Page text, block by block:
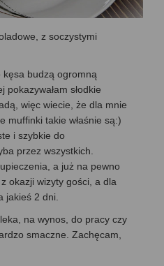
z soczystymi
kęsa budzą ogromną
słodkie
więc wiecie, że dla mnie
muffinki takie właśnie są:)
i szybkie do
przez wszystkich.
a już na pewno
okazji wizyty gości, a dla
jakieś 2 dni.
na wynos, do pracy czy
smaczne. Zachęcam,